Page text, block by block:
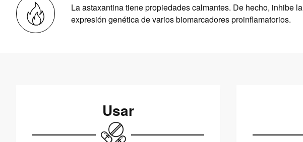
La astaxantina tiene propiedades calmantes. De hecho, inhibe la
expresión genética de varios biomarcadores proinflamatorios.
Usar